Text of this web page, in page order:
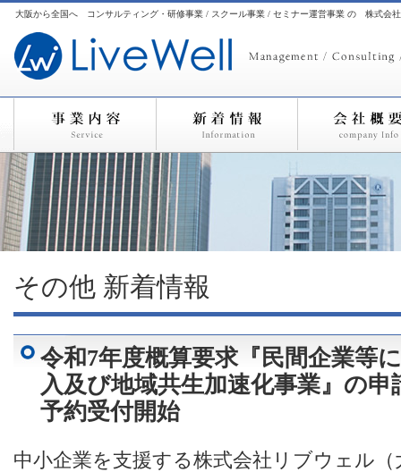
大阪から全国へ コンサルティング・研修事業 / スクール事業 / セミナー運営事業 の 株式会
その他 新着情報
令和7年度概算要求『民間企業等
入及び地域共生加速化事業』の
予約受付開始
中小企業を支援する株式会社リブウェル